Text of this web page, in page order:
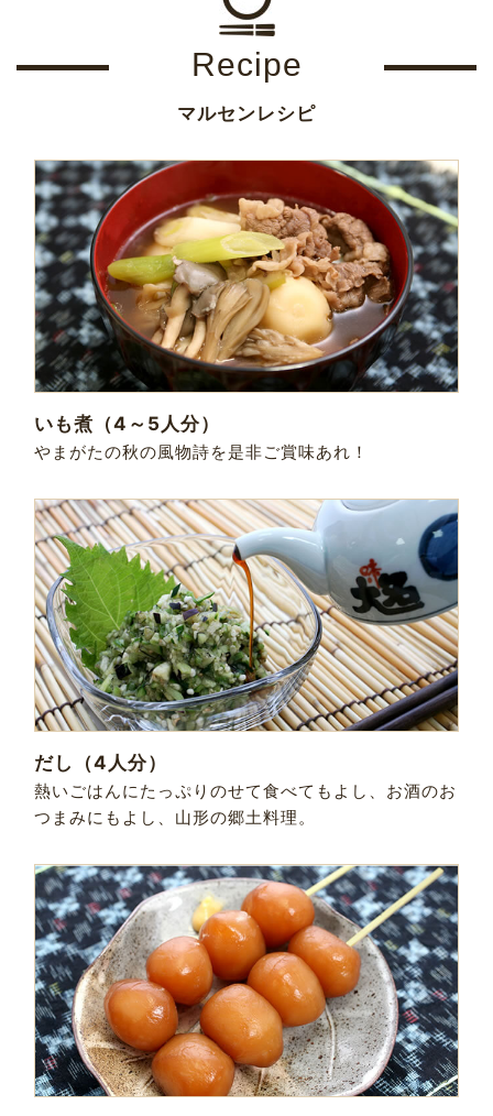
Recipe
マルセンレシピ
いも煮（4～5人分）
やまがたの秋の風物詩を是非ご賞味あれ！
だし（4人分）
熱いごはんにたっぷりのせて食べてもよし、お酒のお
つまみにもよし、山形の郷土料理。